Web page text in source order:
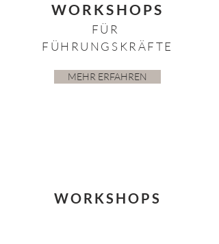
WORKSHOPS
FÜR
FÜHRUNGSKRÄFTE
MEHR ERFAHREN
WORKSHOPS